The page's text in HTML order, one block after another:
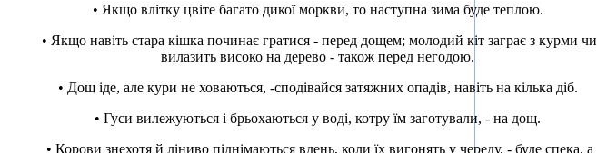
• Якщо влітку цвіте багато дикої моркви, то наступна зима буде теплою.
• Якщо навіть стара кішка починає гратися - перед дощем; молодий кіт заграє з курми чи
вилазить високо на дерево - також перед негодою.
• Дощ іде, але кури не ховаються, -сподівайся затяжних опадів, навіть на кілька діб.
• Гуси вилежуються і брьохаються у воді, котру їм заготували, - на дощ.
• Корови знехотя й ліниво піднімаються вдень, коли їх вигонять у череду, - буде спека, а